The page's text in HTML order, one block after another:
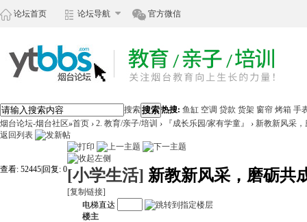
论坛首页 论坛导航 官方微信
搜索搜索热搜: 鱼缸 空调 贷款 货架 窗帘 烤箱 手
烟台论坛-烟台社区»首页 › 2. 教育/亲子/培训 › 『成长乐园/家有学童』 › 新教新风采
返回列表
查看: 52445 回复: 0[小学生活] 新教新风采，磨砺
[复制链接]
电梯直达
楼主